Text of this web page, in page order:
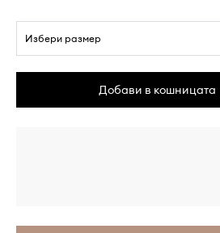
Избери размер
Добави в кошницата